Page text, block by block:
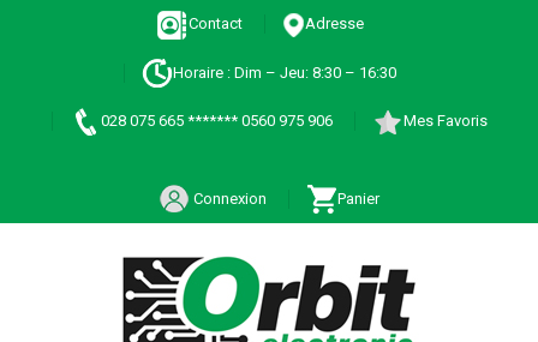
Contact Adresse
Horaire : Dim – Jeu: 8:30 – 16:30
028 075 665 ******* 0560 975 906 Mes Favoris
Connexion Panier